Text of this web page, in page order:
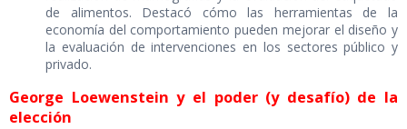
de alimentos. Destacó cómo las herramientas de la
economía del comportamiento pueden mejorar el diseño y
la evaluación de intervenciones en los sectores público y
privado.
George Loewenstein y el poder (y desafío) de la
elección